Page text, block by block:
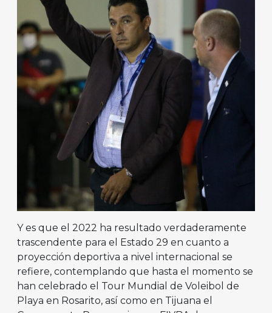
Y es que el 2022 ha resultado verdaderamente
trascendente para el Estado 29 en cuanto a
proyección deportiva a nivel internacional se
refiere, contemplando que hasta el momento se
han celebrado el Tour Mundial de Voleibol de
Playa en Rosarito, así como en Tijuana el